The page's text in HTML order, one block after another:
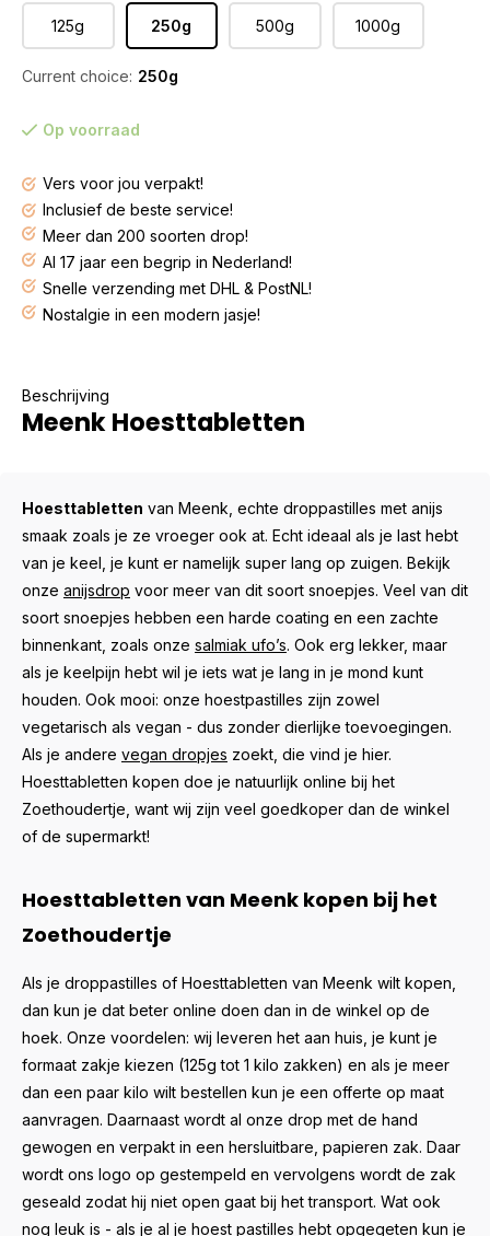
125g 250g 500g 1000g
Current choice: 250g
Op voorraad
Vers voor jou verpakt!
Inclusief de beste service!
Meer dan 200 soorten drop!
Al 17 jaar een begrip in Nederland!
Snelle verzending met DHL & PostNL!
Nostalgie in een modern jasje!
Beschrijving
Meenk Hoesttabletten
Hoesttabletten van Meenk, echte droppastilles met anijs
smaak zoals je ze vroeger ook at. Echt ideaal als je last hebt
van je keel, je kunt er namelijk super lang op zuigen. Bekijk
onze anijsdrop voor meer van dit soort snoepjes. Veel van dit
soort snoepjes hebben een harde coating en een zachte
binnenkant, zoals onze salmiak ufo’s. Ook erg lekker, maar
als je keelpijn hebt wil je iets wat je lang in je mond kunt
houden. Ook mooi: onze hoestpastilles zijn zowel
vegetarisch als vegan - dus zonder dierlijke toevoegingen.
Als je andere vegan dropjes zoekt, die vind je hier.
Hoesttabletten kopen doe je natuurlijk online bij het
Zoethoudertje, want wij zijn veel goedkoper dan de winkel
of de supermarkt!
Hoesttabletten van Meenk kopen bij het
Zoethoudertje
Als je droppastilles of Hoesttabletten van Meenk wilt kopen,
dan kun je dat beter online doen dan in de winkel op de
hoek. Onze voordelen: wij leveren het aan huis, je kunt je
formaat zakje kiezen (125g tot 1 kilo zakken) en als je meer
dan een paar kilo wilt bestellen kun je een offerte op maat
aanvragen. Daarnaast wordt al onze drop met de hand
gewogen en verpakt in een hersluitbare, papieren zak. Daar
wordt ons logo op gestempeld en vervolgens wordt de zak
geseald zodat hij niet open gaat bij het transport. Wat ook
nog leuk is - als je al je hoest pastilles hebt opgegeten kun je